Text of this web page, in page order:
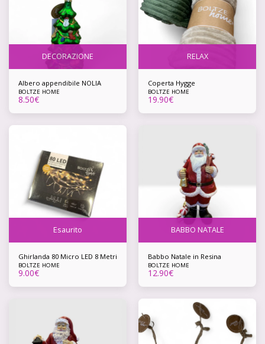
DECORAZIONE
Albero appendibile NOLIA
BOLTZE HOME
8.50€
RELAX
Coperta Hygge
BOLTZE HOME
19.90€
Esaurito
Ghirlanda 80 Micro LED 8 Metri
BOLTZE HOME
9.00€
BABBO NATALE
Babbo Natale in Resina
BOLTZE HOME
12.90€